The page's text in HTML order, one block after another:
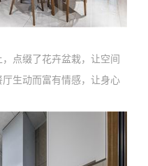
点缀了花卉盆栽，让空间
生动而富有情感，让身心